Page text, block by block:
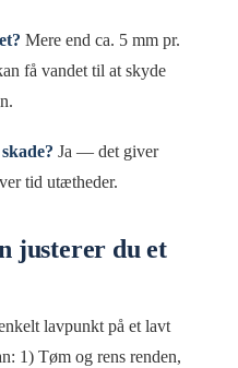
Mere end ca. 5 mm pr.
få vandet til at skyde
Ja — det giver
tid utætheder.
justerer du et
lavpunkt på et lavt
1) Tøm og rens renden,